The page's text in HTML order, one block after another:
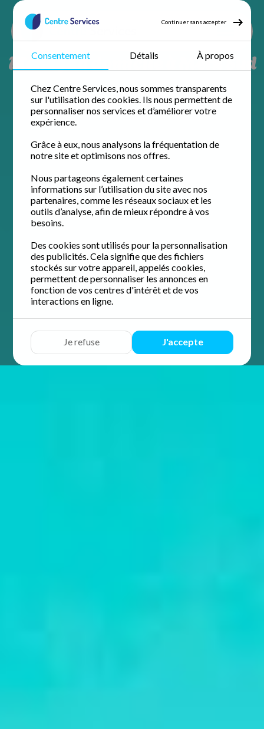
Continuer sans accepter
Consentement Détails À propos
Chez Centre Services, nous sommes transparents
sur l'utilisation des cookies. Ils nous permettent de
personnaliser nos services et d’améliorer votre
expérience.
Grâce à eux, nous analysons la fréquentation de
notre site et optimisons nos offres.
Nous partageons également certaines
informations sur l’utilisation du site avec nos
partenaires, comme les réseaux sociaux et les
outils d’analyse, afin de mieux répondre à vos
besoins.
Des cookies sont utilisés pour la personnalisation
des publicités. Cela signifie que des fichiers
stockés sur votre appareil, appelés cookies,
permettent de personnaliser les annonces en
fonction de vos centres d'intérêt et de vos
interactions en ligne.
Je refuse J'accepte
Ménage à domicile à Metz Sud